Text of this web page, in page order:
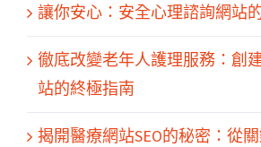
讓你安心：安全心理諮詢網站
徹底改變老年人護理服務：創
站的終極指南
揭開醫療網站SEO的秘密：從